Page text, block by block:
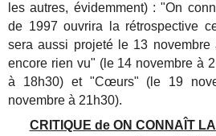
les autres, évidemment) : "On
de 1997 ouvrira la rétrospective
sera aussi projeté le 13 novembre
encore rien vu" (le 14 novembre à
à 18h30) et "Cœurs" (le 19
novembre à 21h30).
CRITIQUE de ON CONNAÎT